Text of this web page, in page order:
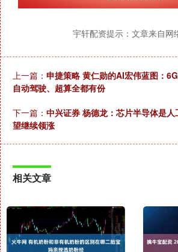
宇轩配资提示：文章来自网
上一篇： 申捷策略 黄仁勋的AI宏伟蓝图：6G
自动驾驶、超算全都有份
下一篇： 中兴证券 杨德龙：芯片半导体是
望继续领涨
相关文章